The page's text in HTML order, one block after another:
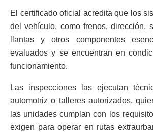
El certificado oficial acredita que los
del vehículo, como frenos, dirección,
llantas y otros componentes
evaluados y se encuentran en
funcionamiento.
Las inspecciones las ejecutan
automotriz o talleres autorizados,
las unidades cumplan con los
exigen para operar en rutas